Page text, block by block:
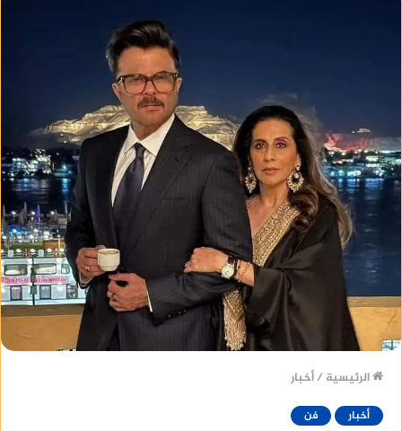
الرئيسية /أخبار
أخبار فن